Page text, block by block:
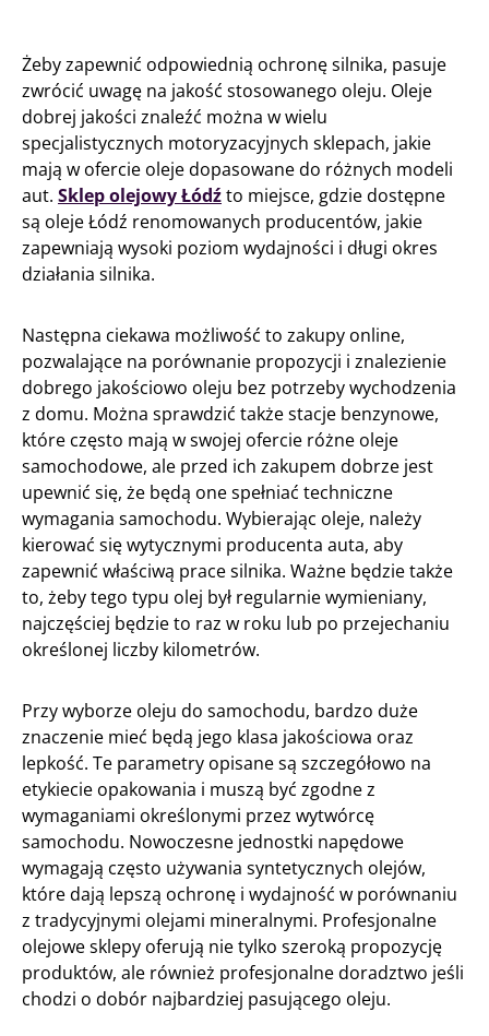
Żeby zapewnić odpowiednią ochronę silnika, pasuje
zwrócić uwagę na jakość stosowanego oleju. Oleje
dobrej jakości znaleźć można w wielu
specjalistycznych motoryzacyjnych sklepach, jakie
mają w ofercie oleje dopasowane do różnych modeli
aut. Sklep olejowy Łódźto miejsce, gdzie dostępne
są oleje Łódź renomowanych producentów, jakie
zapewniają wysoki poziom wydajności i długi okres
działania silnika.
Następna ciekawa możliwość to zakupy online,
pozwalające na porównanie propozycji i znalezienie
dobrego jakościowo oleju bez potrzeby wychodzenia
z domu. Można sprawdzić także stacje benzynowe,
które często mają w swojej ofercie różne oleje
samochodowe, ale przed ich zakupem dobrze jest
upewnić się, że będą one spełniać techniczne
wymagania samochodu. Wybierając oleje, należy
kierować się wytycznymi producenta auta, aby
zapewnić właściwą prace silnika. Ważne będzie także
to, żeby tego typu olej był regularnie wymieniany,
najczęściej będzie to raz w roku lub po przejechaniu
określonej liczby kilometrów.
Przy wyborze oleju do samochodu, bardzo duże
znaczenie mieć będą jego klasa jakościowa oraz
lepkość. Te parametry opisane są szczegółowo na
etykiecie opakowania i muszą być zgodne z
wymaganiami określonymi przez wytwórcę
samochodu. Nowoczesne jednostki napędowe
wymagają często używania syntetycznych olejów,
które dają lepszą ochronę i wydajność w porównaniu
z tradycyjnymi olejami mineralnymi. Profesjonalne
olejowe sklepy oferują nie tylko szeroką propozycję
produktów, ale również profesjonalne doradztwo jeśli
chodzi o dobór najbardziej pasującego oleju.